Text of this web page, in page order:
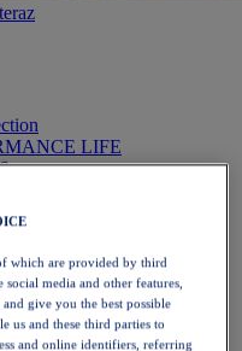
LIFE
which are provided by third
media and other features,
give you the best possible
us and these third parties to
and online identifiers, referring